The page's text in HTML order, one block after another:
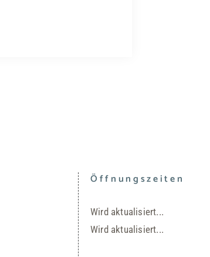
Öffnungszeiten
Wird aktualisiert...
Wird aktualisiert...